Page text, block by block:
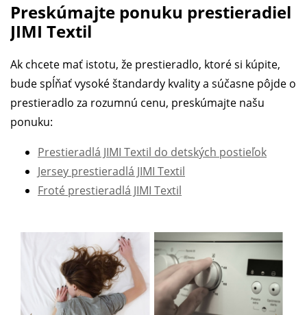
Preskúmajte ponuku prestieradiel
JIMI Textil
Ak chcete mať istotu, že prestieradlo, ktoré si kúpite,
bude spĺňať vysoké štandardy kvality a súčasne pôjde o
prestieradlo za rozumnú cenu, preskúmajte našu
ponuku:
Prestieradlá JIMI Textil do detských postieľok
Jersey prestieradlá JIMI Textil
Froté prestieradlá JIMI Textil